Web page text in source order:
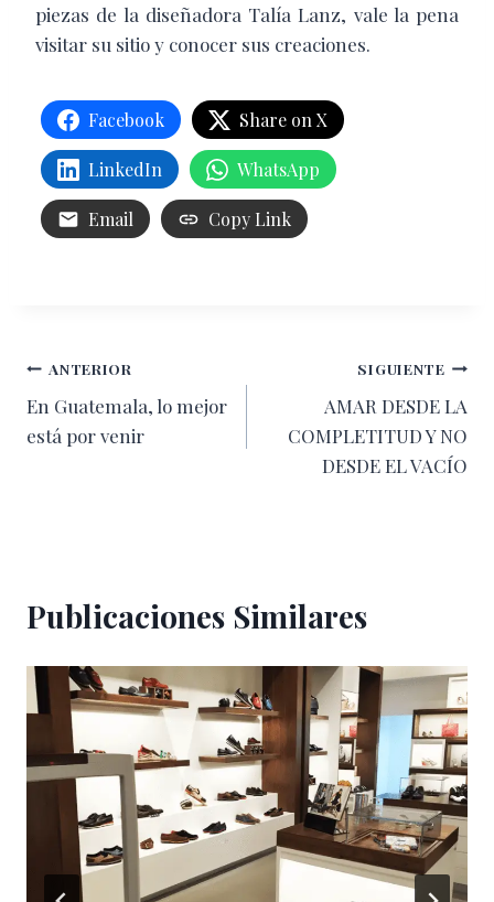
piezas de la diseñadora Talía Lanz, vale la pena
visitar su sitio y conocer sus creaciones.
Facebook Share on X
LinkedIn WhatsApp
Email Copy Link
Navegación
de
ANTERIOR
En Guatemala, lo mejor
está por venir
SIGUIENTE
AMAR DESDE LA
COMPLETITUD Y NO
DESDE EL VACÍO
Publicaciones Similares